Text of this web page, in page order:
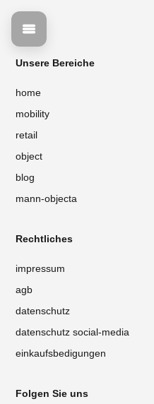
Unsere Bereiche
home
mobility
retail
object
blog
mann-objecta
Rechtliches
impressum
agb
datenschutz
datenschutz social-media
einkaufsbedigungen
Folgen Sie uns